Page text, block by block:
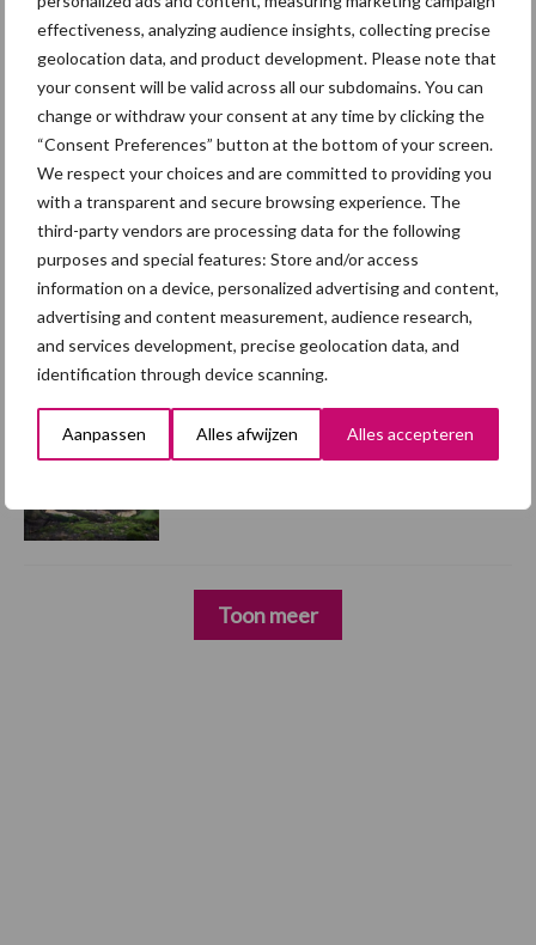
effectiveness, analyzing audience insights, collecting precise
geolocation data, and product development. Please note that
your consent will be valid across all our subdomains. You can
change or withdraw your consent at any time by clicking the
“Consent Preferences” button at the bottom of your screen.
We respect your choices and are committed to providing you
with a transparent and secure browsing experience. The
third-party vendors are processing data for the following
purposes and special features: Store and/or access
information on a device, personalized advertising and content,
advertising and content measurement, audience research,
and services development, precise geolocation data, and
identification through device scanning.
Aanpassen Alles afwijzen Alles accepteren
afzetcrisis in het najaar
7 aug
Hittestress: wat gebeurt er en hoe
kunnen we het voorkomen?
5 aug
“Vraag naar praktische
hygieneoplossingen is in Polen
groter dan ooit”
5 aug
Eliminatieprotocol voor
Mycoplasma hyopneumoniae
4 aug
AVP in Finland onderstreept dat
Toon meer